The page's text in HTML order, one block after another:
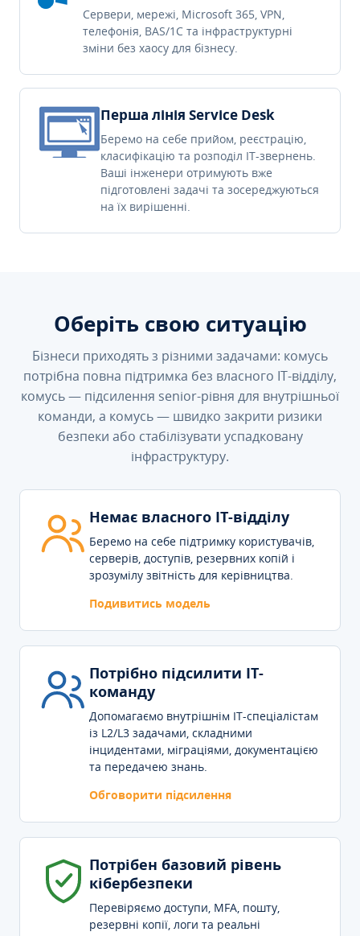
Сервери, мережі, Microsoft 365, VPN,
телефонія, BAS/1C та інфраструктурні
зміни без хаосу для бізнесу.
Перша лінія Service Desk
Беремо на себе прийом, реєстрацію,
класифікацію та розподіл IT-звернень.
Ваші інженери отримують вже
підготовлені задачі та зосереджуються
на їх вирішенні.
Оберіть свою ситуацію
Бізнеси приходять з різними задачами: комусь
потрібна повна підтримка без власного IT-відділу,
комусь — підсилення senior-рівня для внутрішньої
команди, а комусь — швидко закрити ризики
безпеки або стабілізувати успадковану
інфраструктуру.
Немає власного IT-відділу
Беремо на себе підтримку користувачів,
серверів, доступів, резервних копій і
зрозумілу звітність для керівництва.
Подивитись модель
Потрібно підсилити IT-
команду
Допомагаємо внутрішнім IT-спеціалістам
із L2/L3 задачами, складними
інцидентами, міграціями, документацією
та передачею знань.
Обговорити підсилення
Потрібен базовий рівень
кібербезпеки
Перевіряємо доступи, MFA, пошту,
резервні копії, логи та реальні